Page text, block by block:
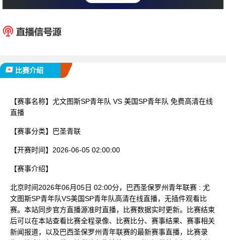
0 : 0
比赛介绍
【赛事名称】 尤文图斯SP青年队 VS 美国SP青年队 免费高清在线
直播
【赛事分类】 巴圣青联
【开赛时间】 2026-06-05 02:00:00
【赛事介绍】
北京时间2026年06月05日 02:00分，巴西圣保罗州青年联赛 : 尤
文图斯SP青年队VS美国SP青年队高清在线直播，无插件观看比
赛。本站同步官方直播源准时直播，比赛数据实时更新。比赛结束
后可以在本站查看比赛全程录像、比赛比分、赛事结果、赛事相关
新闻报道，以及巴西圣保罗州青年联赛的最新赛事直播，比赛录